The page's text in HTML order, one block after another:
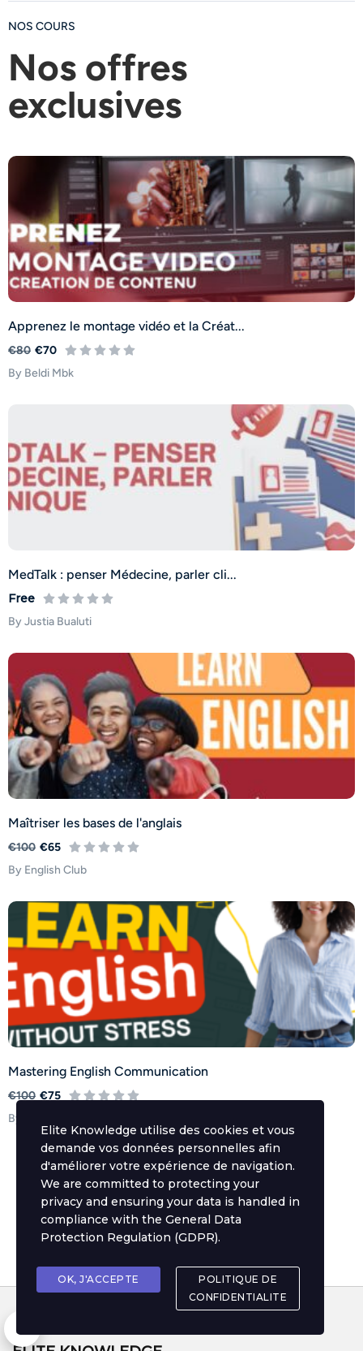
NOS COURS
Nos offres
exclusives
Apprenez le montage vidéo et la Créat...
€80 €70
By Beldi Mbk
MedTalk : penser Médecine, parler cli...
Free
By Justia Bualuti
Maîtriser les bases de l'anglais
€100 €65
By English Club
Mastering English Communication
€100 €75
By English Club
Elite Knowledge utilise des cookies et vous
demande vos données personnelles afin
d'améliorer votre expérience de navigation.
We are committed to protecting your
privacy and ensuring your data is handled in
compliance with the General Data
Protection Regulation (GDPR).
OK, J'ACCEPTE
POLITIQUE DE
CONFIDENTIALITE